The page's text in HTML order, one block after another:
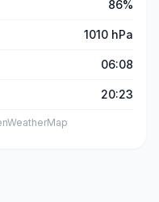
86%
1010 hPa
06:08
20:23